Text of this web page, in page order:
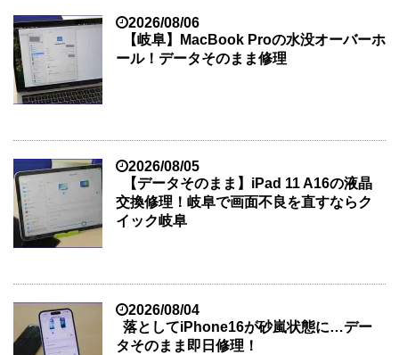
2026/08/06
【岐阜】MacBook Proの水没オーバーホ
ール！データそのまま修理
2026/08/05
【データそのまま】iPad 11 A16の液晶
交換修理！岐阜で画面不良を直すならク
イック岐阜
2026/08/04
落としてiPhone16が砂嵐状態に…デー
タそのまま即日修理！